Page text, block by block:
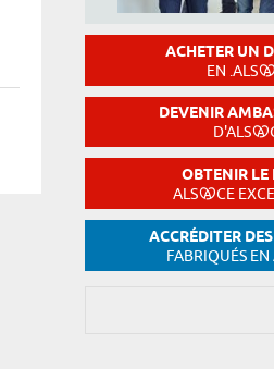
ACHETER UN
EN .ALS
DEVENIR
D'ALS
OBTENIR LE
ALS CE
ACCRÉDITER
FABRIQUÉS EN